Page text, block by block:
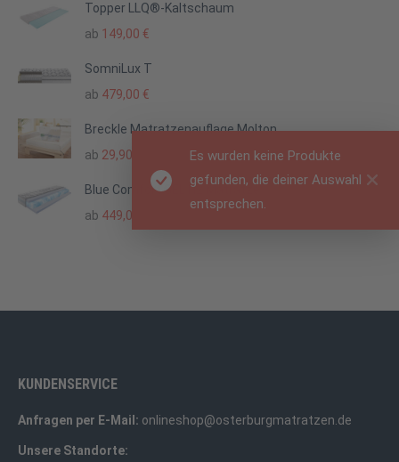
Es wurden keine Produkte
gefunden, die deiner Auswahl
entsprechen.
Topper LLQ®-Kaltschaum
ab 149,00 €
SomniLux T
ab 479,00 €
Breckle Matratzenauflage Molton
ab 29,90
Blue Comfort GEL H2 Matratze
ab 449,00
KUNDENSERVICE
Anfragen per E-Mail: onlineshop@osterburgmatratzen.de
Unsere Standorte: